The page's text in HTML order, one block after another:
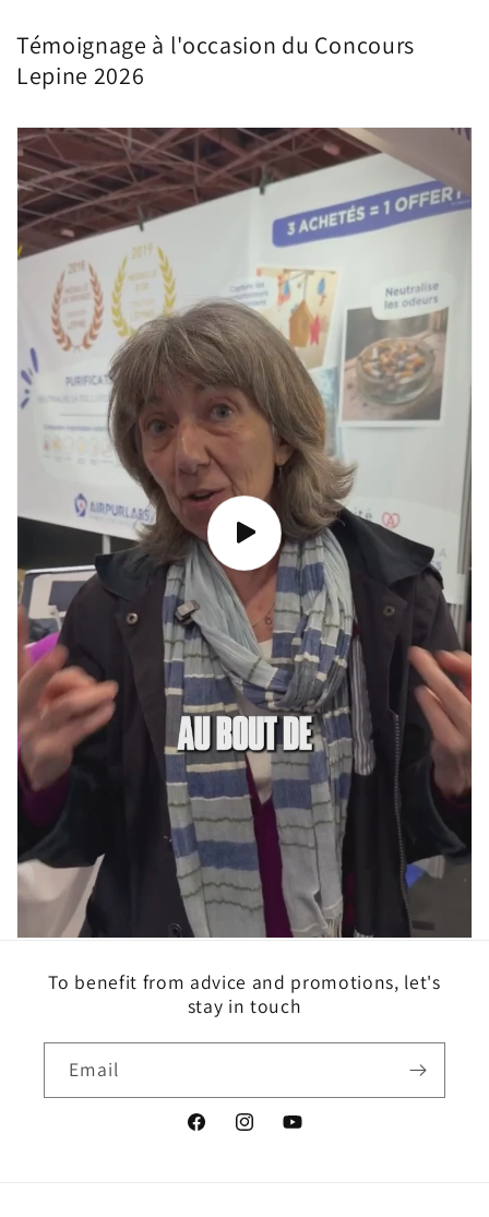
Témoignage à l'occasion du Concours
Lepine 2026
To benefit from advice and promotions, let's
stay in touch
Email
FacebookInstagramYouTube